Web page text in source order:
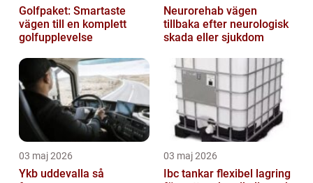
Golfpaket: Smartaste
vägen till en komplett
golfupplevelse
Neurorehab vägen
tillbaka efter neurologisk
skada eller sjukdom
03 maj 2026
Ykb uddevalla så
03 maj 2026
Ibc tankar flexibel lagring